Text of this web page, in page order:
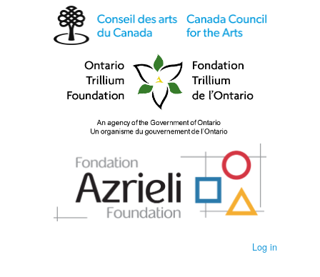
Log in